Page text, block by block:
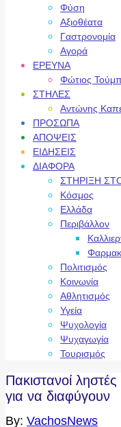
Φύση
Αξιοθέατα
Γαστρονομία
Αγορά
ΕΡΕΥΝΑ
Φώτιος
ΣΤΗΛΕΣ
Αντώνης
ΠΡΟΣΩΠΑ
ΑΠΟΨΕΙΣ
ΕΙΔΗΣΕΙΣ
ΔΙΑΦΟΡΑ
ΣΤΗΡΙΞΗ
Κόσμος
Ελλάδα
Περιβάλλον
Πολιτισμός
Κοινωνία
Αθλητισμός
Υγεία
Ψυχολογία
Ψυχαγωγία
Τουρισμός
Πακιστανοί
για να διαφύγουν
By: VachosNews